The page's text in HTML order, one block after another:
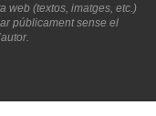
web (textos, imatges, etc.)
públicament sense el